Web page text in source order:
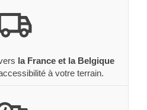
la France et la Belgique
à votre terrain.